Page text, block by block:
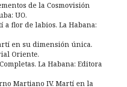
de la Cosmovisión
UO.
a flor de labios. La Habana:
en su dimensión única.
Oriente.
La Habana: Editora
Martiano IV. Martí en la